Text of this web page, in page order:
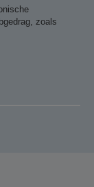
zoals